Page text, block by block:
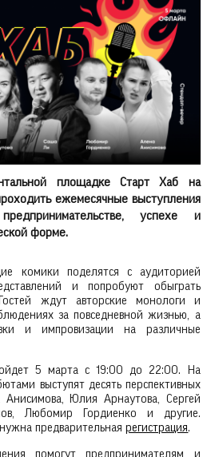
площадке Старт Хаб на
ежемесячные выступления
успехе и
форме.
комики поделятся с аудиторией
и попробуют обыграть
ждут авторские монологи и
за повседневной жизнью, а
и импровизации на различные
5 марта с 19:00 до 22:00. На
выступят десять перспективных
Юлия Арнаутова, Сергей
Любомир Гордиенко и другие.
предварительнаярегистрация.
помогут предпринимателям и